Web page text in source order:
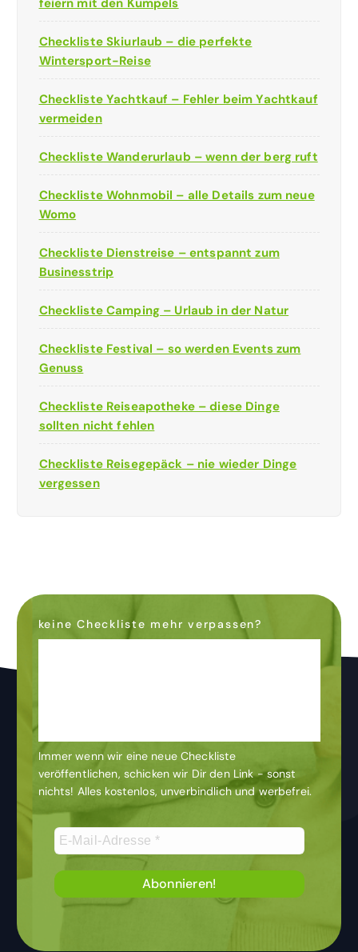
Checkliste Skiurlaub – die perfekte
Wintersport-Reise
Checkliste Yachtkauf – Fehler beim Yachtkauf
vermeiden
Checkliste Wanderurlaub – wenn der berg ruft
Checkliste Wohnmobil – alle Details zum neue
Womo
Checkliste Dienstreise – entspannt zum
Businesstrip
Checkliste Camping – Urlaub in der Natur
Checkliste Festival – so werden Events zum
Genuss
Checkliste Reiseapotheke – diese Dinge
sollten nicht fehlen
Checkliste Reisegepäck – nie wieder Dinge
vergessen
keine Checkliste mehr verpassen?
Laufenden
Immer wenn wir eine neue Checkliste
veröffentlichen, schicken wir Dir den Link - sonst
nichts! Alles kostenlos, unverbindlich und werbefrei.